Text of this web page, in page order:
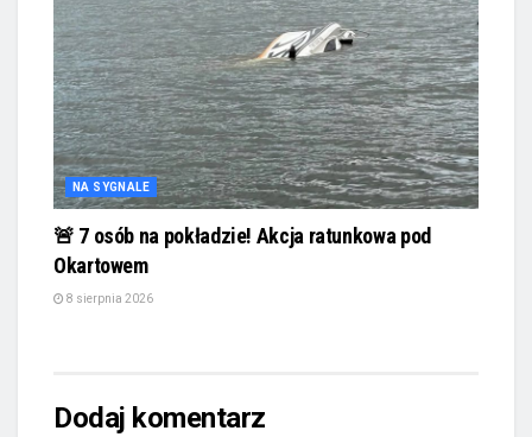
NA SYGNALE
🚨 7 osób na pokładzie! Akcja ratunkowa pod
Okartowem
8 sierpnia 2026
Dodaj komentarz